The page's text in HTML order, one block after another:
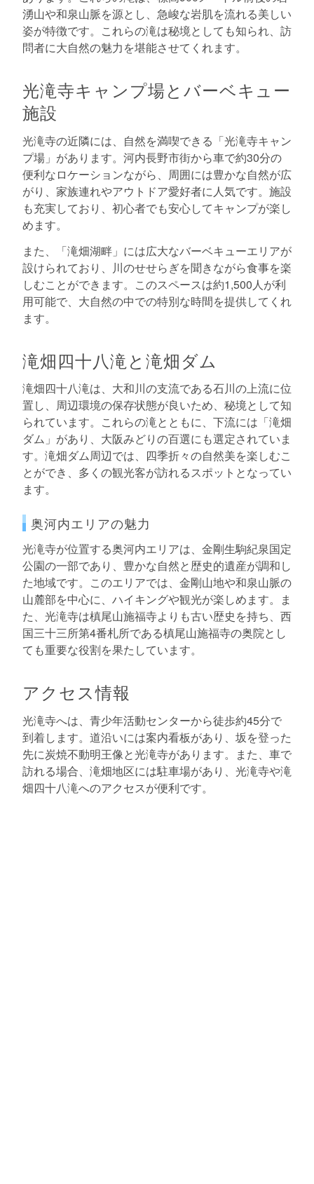
湧山や和泉山脈を源とし、急峻な岩肌を流れる美しい
姿が特徴です。これらの滝は秘境としても知られ、訪
問者に大自然の魅力を堪能させてくれます。
光滝寺キャンプ場とバーベキュー
施設
光滝寺の近隣には、自然を満喫できる「光滝寺キャン
プ場」があります。河内長野市街から車で約30分の
便利なロケーションながら、周囲には豊かな自然が広
がり、家族連れやアウトドア愛好者に人気です。施設
も充実しており、初心者でも安心してキャンプが楽し
めます。
また、「滝畑湖畔」には広大なバーベキューエリアが
設けられており、川のせせらぎを聞きながら食事を楽
しむことができます。このスペースは約1,500人が利
用可能で、大自然の中での特別な時間を提供してくれ
ます。
滝畑四十八滝と滝畑ダム
滝畑四十八滝は、大和川の支流である石川の上流に位
置し、周辺環境の保存状態が良いため、秘境として知
られています。これらの滝とともに、下流には「滝畑
ダム」があり、大阪みどりの百選にも選定されていま
す。滝畑ダム周辺では、四季折々の自然美を楽しむこ
とができ、多くの観光客が訪れるスポットとなってい
ます。
奥河内エリアの魅力
光滝寺が位置する奥河内エリアは、金剛生駒紀泉国定
公園の一部であり、豊かな自然と歴史的遺産が調和し
た地域です。このエリアでは、金剛山地や和泉山脈の
山麓部を中心に、ハイキングや観光が楽しめます。ま
た、光滝寺は槙尾山施福寺よりも古い歴史を持ち、西
国三十三所第4番札所である槙尾山施福寺の奥院とし
ても重要な役割を果たしています。
アクセス情報
光滝寺へは、青少年活動センターから徒歩約45分で
到着します。道沿いには案内看板があり、坂を登った
先に炭焼不動明王像と光滝寺があります。また、車で
訪れる場合、滝畑地区には駐車場があり、光滝寺や滝
畑四十八滝へのアクセスが便利です。